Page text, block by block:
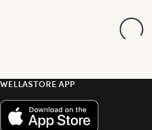
WELLASTORE APP